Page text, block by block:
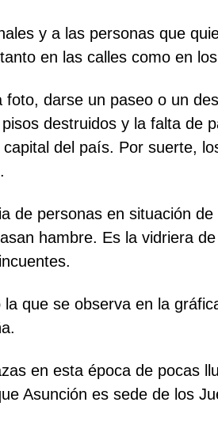
y a las personas que
en las calles como en
darse un paseo o un
destruidos y la falta de
del país. Por suerte,
de personas en situación
hambre. Es la vidriera
que se observa en la
en esta época de pocas
Asunción es sede de los